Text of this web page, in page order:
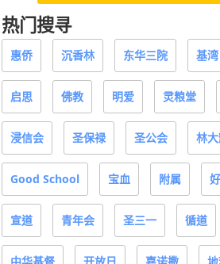
热门搜寻
惠侨 沉香林 东华三院 基湾
启思 佛教 明爱 灵粮堂
浸信会 圣保禄 圣公会 林
Good School 宝血 附属
宣道 青年会 圣三一 循道
中华基督 开放日 嘉诺撒